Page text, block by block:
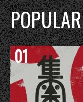
POPULAR